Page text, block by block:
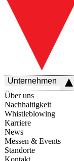
Unternehmen
Über uns
Nachhaltigkeit
Whistleblowing
Karriere
News
Messen & Events
Standorte
Kontakt